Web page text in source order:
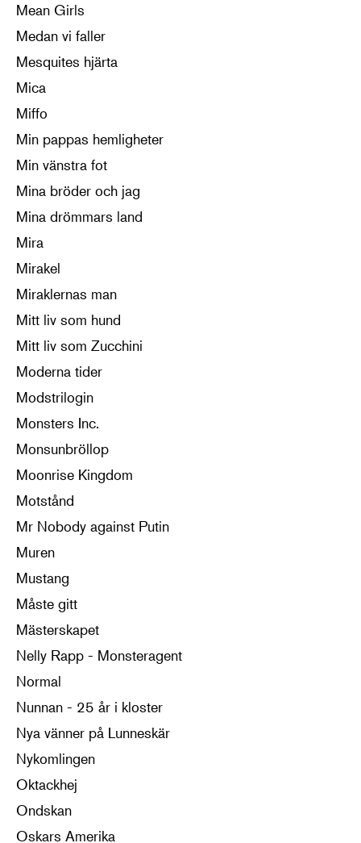
Mean Girls
Medan vi faller
Mesquites hjärta
Mica
Miffo
Min pappas hemligheter
Min vänstra fot
Mina bröder och jag
Mina drömmars land
Mira
Mirakel
Miraklernas man
Mitt liv som hund
Mitt liv som Zucchini
Moderna tider
Modstrilogin
Monsters Inc.
Monsunbröllop
Moonrise Kingdom
Motstånd
Mr Nobody against Putin
Muren
Mustang
Måste gitt
Mästerskapet
Nelly Rapp - Monsteragent
Normal
Nunnan - 25 år i kloster
Nya vänner på Lunneskär
Nykomlingen
Oktackhej
Ondskan
Oskars Amerika